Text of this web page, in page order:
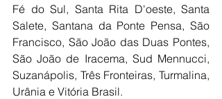
Fé do Sul, Santa Rita D'oeste, Santa
Salete, Santana da Ponte Pensa, São
Francisco, São João das Duas Pontes,
São João de Iracema, Sud Mennucci,
Suzanápolis, Três Fronteiras, Turmalina,
Urânia e Vitória Brasil.